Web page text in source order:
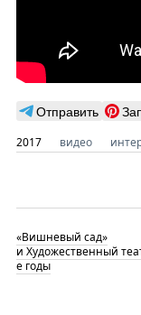
Отправить
2017 видео
«Вишневый сад»
и Художественный
е годы